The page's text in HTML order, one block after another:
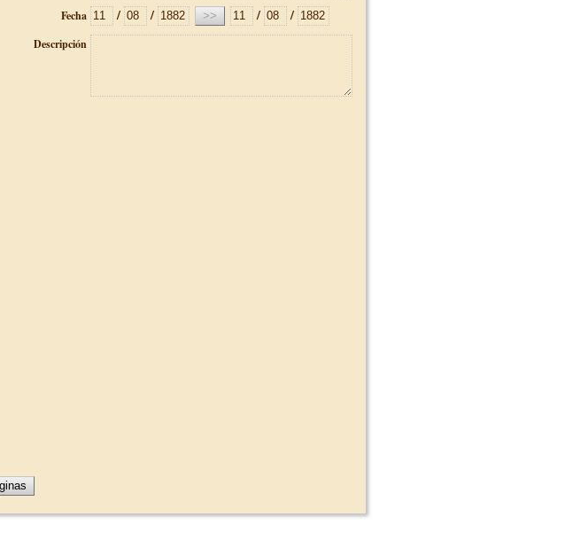
Fecha
/ / / /
Descripción